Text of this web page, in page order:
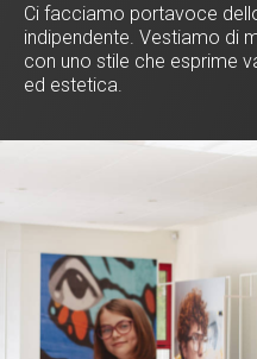
Ci facciamo portavoce
indipendente. Vestiamo di
con uno stile che esprime
ed estetica.